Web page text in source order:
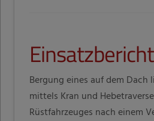
Bergung eines auf dem Dach
mittels Kran und
Rüstfahrzeuges nach einem